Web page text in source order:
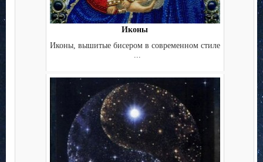
Иконы
Иконы, вышитые бисером в современном стиле